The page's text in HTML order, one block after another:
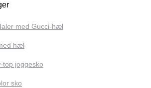
med Gucci-hæl
hæl
top joggesko
sko